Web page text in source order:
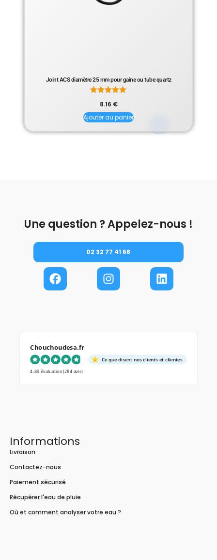
Joint ACS diamètre 25 mm pour gaine ou tube quartz
5.00
sur 5
8.16 €
Ajouter au panier
Une question ? Appelez-nous !
02 32 77 41 68
Chouchoudesa.fr
Ce que disent nos clients et clientes
4.89 évaluation(284 avis)
Informations
Livraison
Contactez-nous
Paiement sécurisé
Récupérer l'eau de pluie
Où et comment analyser votre eau ?